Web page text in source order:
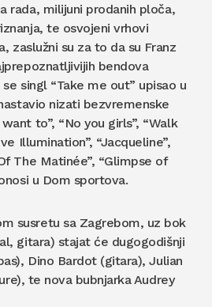
rada, milijuni prodanih ploča,
te osvojeni vrhovi
zaslužni su za to da su Franz
bendova
singl “Take me out” upisao u
nizati bezvremenske
to”, “No you girls”, “Walk
Illumination”, “Jacqueline”,
The Matinée”, “Glimpse of
u Dom sportova.
susretu sa Zagrebom, uz bok
gitara) stajat će dugogodišnji
Dino Bardot (gitara), Julian
te nova bubnjarka Audrey